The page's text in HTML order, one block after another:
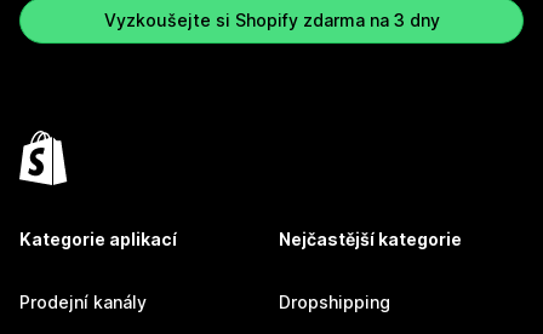
Vyzkoušejte si Shopify zdarma na 3 dny
Kategorie aplikací
Prodejní kanály
Nejčastější kategorie
Dropshipping